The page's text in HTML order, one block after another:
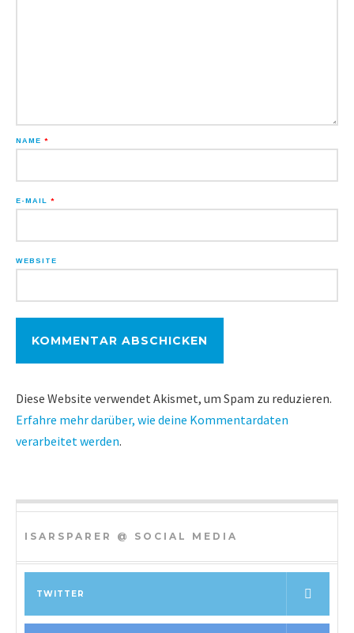
NAME *
E-MAIL *
WEBSITE
Diese Website verwendet Akismet, um Spam zu reduzieren.
Erfahre mehr darüber, wie deine Kommentardaten
verarbeitet werden.
ISARSPARER @ SOCIAL MEDIA
TWITTER